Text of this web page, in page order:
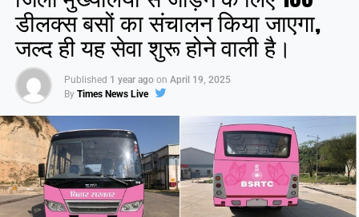
डीलक्स बसों का संचालन किया जाएगा,
जल्द ही यह सेवा शुरू होने वाली है।
Published 1 year ago on April 19, 2025
By Times News Live